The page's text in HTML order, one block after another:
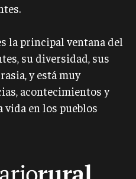
la principal ventana del
su diversidad, sus
y está muy
acontecimientos y
vida en los pueblos